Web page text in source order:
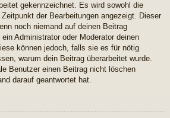
gekennzeichnet. Es wird sowohl die
der Bearbeitungen angezeigt. Dieser
noch niemand auf deinen Beitrag
Administrator oder Moderator deinen
können jedoch, falls sie es für nötig
warum dein Beitrag überarbeitet wurde.
Benutzer einen Beitrag nicht löschen
darauf geantwortet hat.